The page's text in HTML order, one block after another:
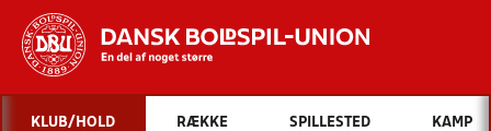
Hvad vil du søge efter?
KLUB/HOLD RÆKKE SPILLESTED KAMP